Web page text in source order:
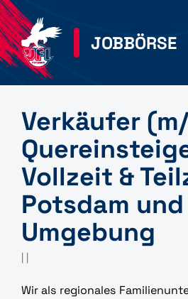
JOBBÖRSE
Verkäufer
Vollzeit &
Potsdam und
Umgebung
Wir als regionales